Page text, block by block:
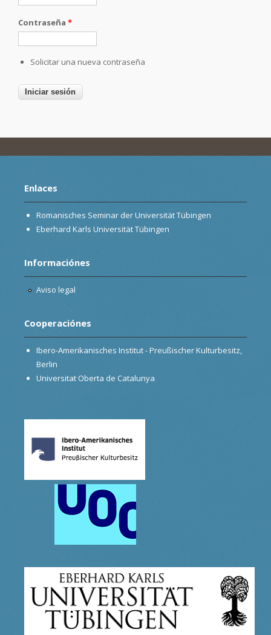
Contraseña *
Solicitar una nueva contraseña
Enlaces
Romanisches Seminar der Universität Tübingen
Eberhard Karls Universität Tübingen
Informaciónes
Aviso legal
Cooperaciónes
Ibero-Amerikanisches Institut - Preußischer Kulturbesitz,
Berlin
Universitat Oberta de Catalunya